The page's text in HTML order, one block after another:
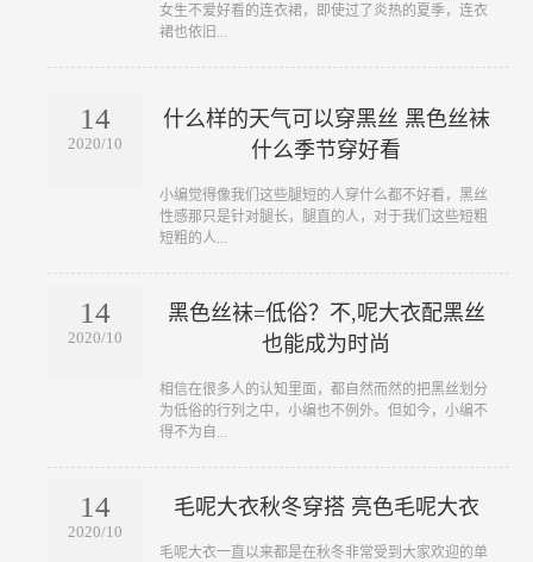
女生不爱好看的连衣裙，即使过了炎热的夏季，连衣
裙也依旧...
14
2020/10
什么样的天气可以穿黑丝 黑色丝袜
什么季节穿好看
​小编觉得像我们这些腿短的人穿什么都不好看，黑丝
性感那只是针对腿长，腿直的人，对于我们这些短粗
短粗的人...
14
2020/10
黑色丝袜=低俗？不,呢大衣配黑丝
也能成为时尚
​相信在很多人的认知里面，都自然而然的把黑丝划分
为低俗的行列之中，小编也不例外。但如今，小编不
得不为自...
14
2020/10
毛呢大衣秋冬穿搭 亮色毛呢大衣
​毛呢大衣一直以来都是在秋冬非常受到大家欢迎的单